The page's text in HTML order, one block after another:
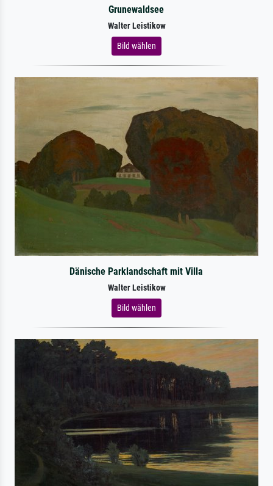
Grunewaldsee
Walter Leistikow
Bild wählen
Dänische Parklandschaft mit Villa
Walter Leistikow
Bild wählen